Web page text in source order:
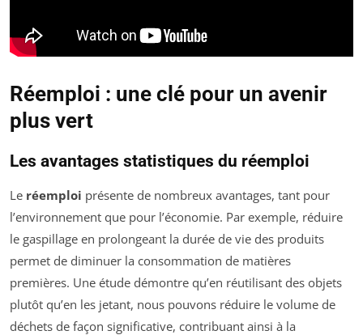
Réemploi : une clé pour un avenir
plus vert
Les avantages statistiques du réemploi
Le réemploi présente de nombreux avantages, tant pour
l’environnement que pour l’économie. Par exemple, réduire
le gaspillage en prolongeant la durée de vie des produits
permet de diminuer la consommation de matières
premières. Une étude démontre qu’en réutilisant des objets
plutôt qu’en les jetant, nous pouvons réduire le volume de
déchets de façon significative, contribuant ainsi à la